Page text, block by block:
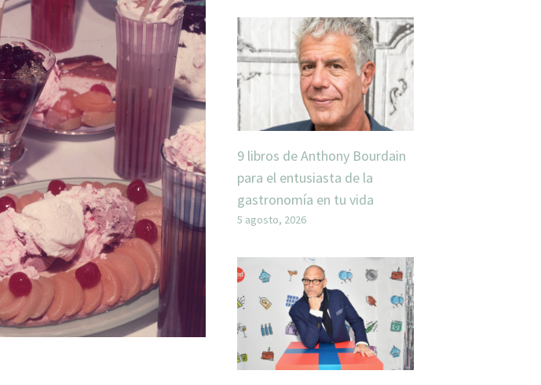
9 libros de Anthony Bourdain
para el entusiasta de la
gastronomía en tu vida
5 agosto, 2026